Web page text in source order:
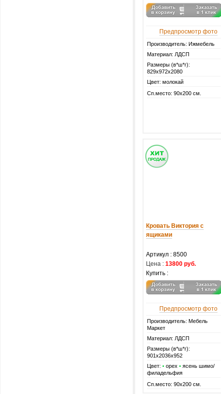
Предпросмотр фото
Производитель: Ижмебель
Материал: ЛДСП
Размеры (в*ш*г):
829х972х2080
Цвет: молокай
Сп.место: 90х200 см.
Кровать Виктория с
ящиками
Артикул : 8500
Цена : 13800 руб.
Купить :
Предпросмотр фото
Производитель: Мебель
Маркет
Материал: ЛДСП
Размеры (в*ш*г):
901х2036х952
Цвет: • орех • ясень шимо/
филадельфия
Сп.место: 90х200 см.